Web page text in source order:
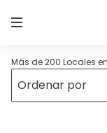
Más de 200 Locales